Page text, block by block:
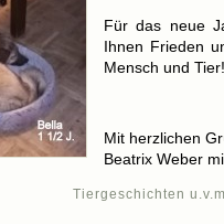
Für das neue
Ihnen Frieden
Mensch und Tier!
Mit herzlichen
Beatrix Weber
Tiergeschichten